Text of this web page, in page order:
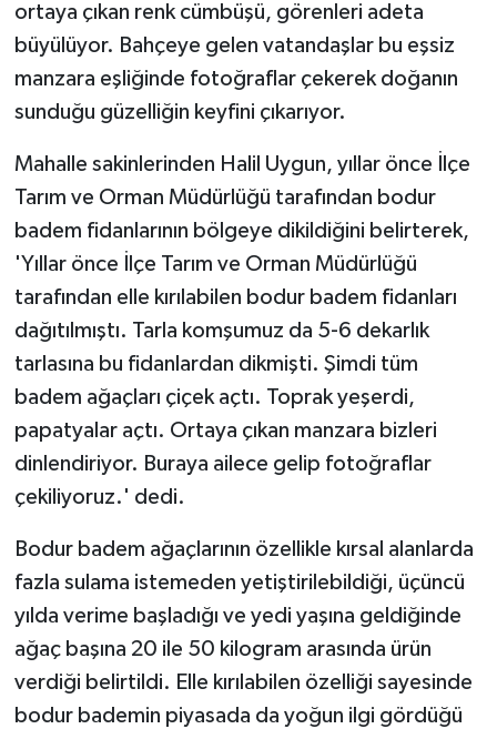
ortaya çıkan renk cümbüşü, görenleri adeta
büyülüyor. Bahçeye gelen vatandaşlar bu eşsiz
manzara eşliğinde fotoğraflar çekerek doğanın
sunduğu güzelliğin keyfini çıkarıyor.
Mahalle sakinlerinden Halil Uygun, yıllar önce İlçe
Tarım ve Orman Müdürlüğü tarafından bodur
badem fidanlarının bölgeye dikildiğini belirterek,
'Yıllar önce İlçe Tarım ve Orman Müdürlüğü
tarafından elle kırılabilen bodur badem fidanları
dağıtılmıştı. Tarla komşumuz da 5-6 dekarlık
tarlasına bu fidanlardan dikmişti. Şimdi tüm
badem ağaçları çiçek açtı. Toprak yeşerdi,
papatyalar açtı. Ortaya çıkan manzara bizleri
dinlendiriyor. Buraya ailece gelip fotoğraflar
çekiliyoruz.' dedi.
Bodur badem ağaçlarının özellikle kırsal alanlarda
fazla sulama istemeden yetiştirilebildiği, üçüncü
yılda verime başladığı ve yedi yaşına geldiğinde
ağaç başına 20 ile 50 kilogram arasında ürün
verdiği belirtildi. Elle kırılabilen özelliği sayesinde
bodur bademin piyasada da yoğun ilgi gördüğü